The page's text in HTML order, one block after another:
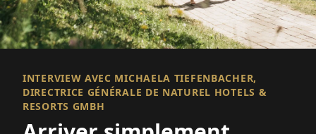
INTERVIEW AVEC MICHAELA TIEFENBACHER,
DIRECTRICE GÉNÉRALE DE NATUREL HOTELS &
RESORTS GMBH